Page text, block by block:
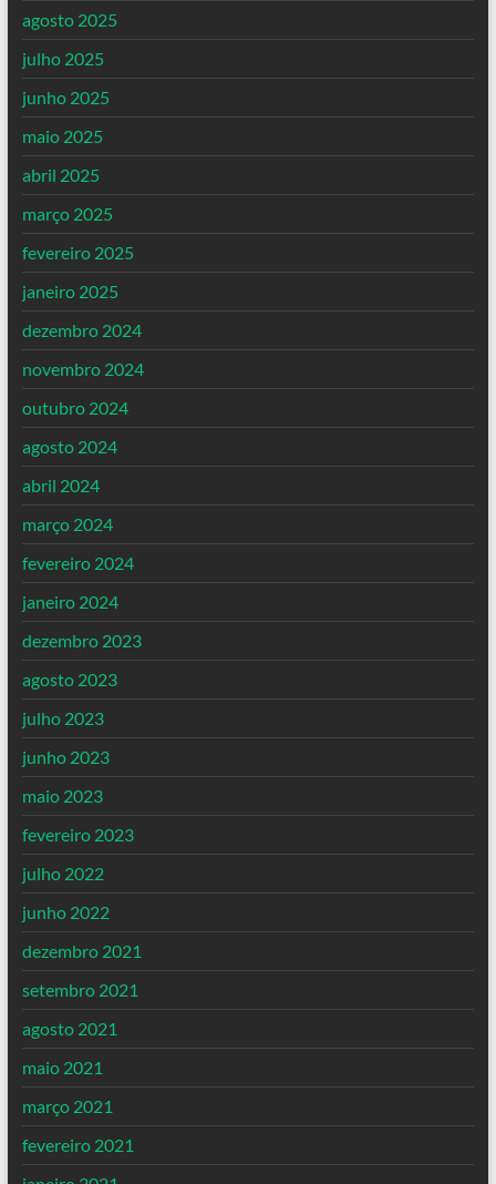
agosto 2025
julho 2025
junho 2025
maio 2025
abril 2025
março 2025
fevereiro 2025
janeiro 2025
dezembro 2024
novembro 2024
outubro 2024
agosto 2024
abril 2024
março 2024
fevereiro 2024
janeiro 2024
dezembro 2023
agosto 2023
julho 2023
junho 2023
maio 2023
fevereiro 2023
julho 2022
junho 2022
dezembro 2021
setembro 2021
agosto 2021
maio 2021
março 2021
fevereiro 2021